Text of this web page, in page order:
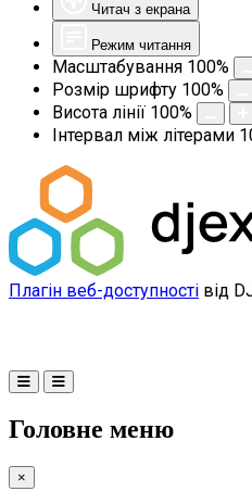
Читач з екрана
Режим читання
Масштабування 100%
Розмір шрифту 100%
Висота лінії 100%
Інтервал між літерами
Плагін веб-доступності від
Головне меню
×